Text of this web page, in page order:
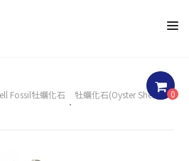
0
Fossil牡蠣化石
牡蠣化石(Oyster Shell